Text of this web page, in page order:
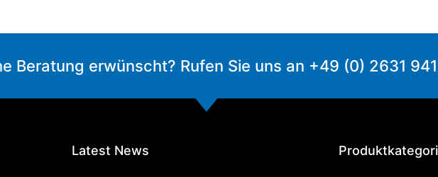
Beratung erwünscht? Rufen Sie uns an +49 (0) 2631
Latest News